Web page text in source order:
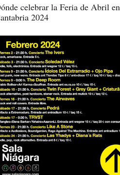
celebrar la Feria de Abril en
2024